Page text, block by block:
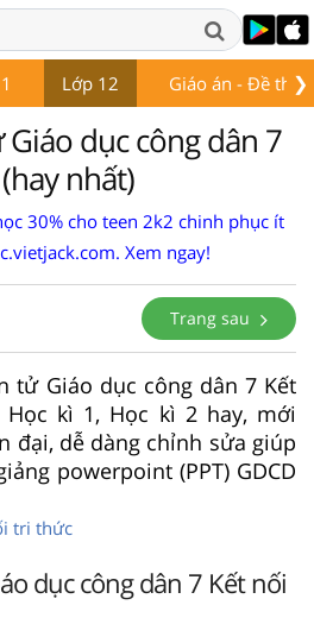
❯
Lớp 12 Giáo án - Đề thi
dục công dân 7
nhất)
30% cho teen 2k2 chinh phục ít
Xem ngay!
Trang sau
tử Giáo dục công dân 7 Kết
kì 1, Học kì 2 hay, mới
đại, dễ dàng chỉnh sửa giúp
powerpoint (PPT) GDCD
tri thức
dục công dân 7 Kết nối